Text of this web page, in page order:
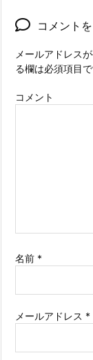
コメント
メールアドレス
る欄は必須項目
コメント
名前 *
メールアドレス *